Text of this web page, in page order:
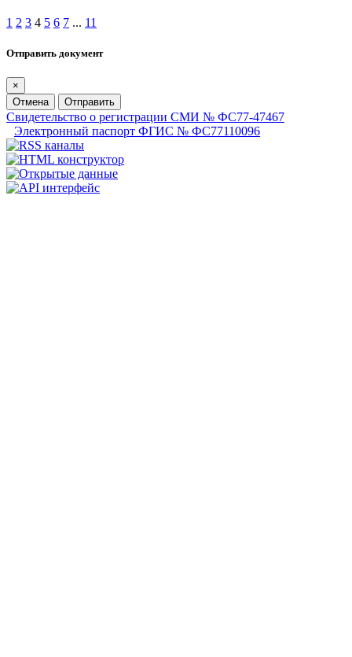
1 2 3 4 5 6 7 ... 11
Отправить документ
×
Отмена
Отправить
Свидетельство о регистрации СМИ № ФС77-47467
Электронный паспорт ФГИС № ФС77110096